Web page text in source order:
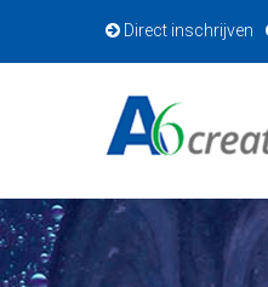
Direct inschrijven